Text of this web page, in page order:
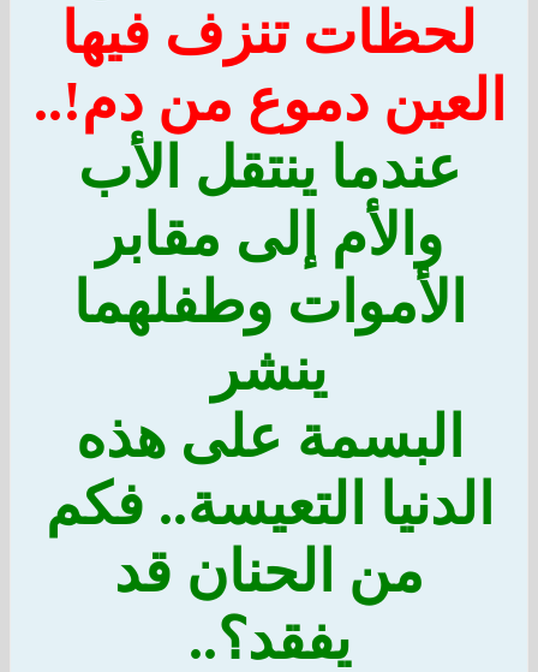
لحظات تنزف فيها
العين دموع من دم!..
عندما ينتقل الأب
والأم إلى مقابر
الأموات وطفلهما
ينشر
البسمة على هذه
الدنيا التعيسة.. فكم
من الحنان قد
يفقد؟..